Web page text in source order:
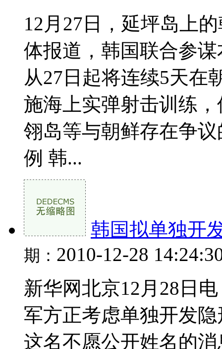
12月27日，延坪岛上
体报道，韩国联合参
从27日起将连续5天在
施海上实弹射击训练
翎岛等与朝鲜存在争
例 韩...
韩国拟单独开
期： 2010-12-28
新华网北京12月28日
军方正考虑单独开发
这名不愿公开姓名的